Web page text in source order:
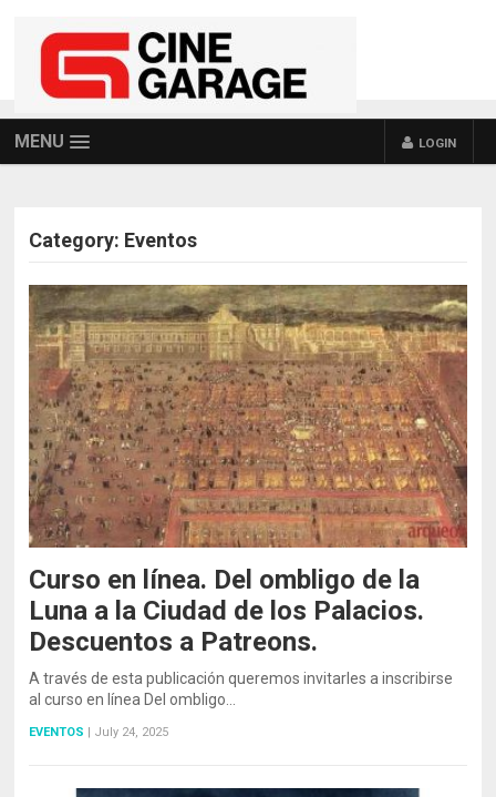
MENU LOGIN
Category: Eventos
Curso en línea. Del ombligo de la
Luna a la Ciudad de los Palacios.
Descuentos a Patreons.
A través de esta publicación queremos invitarles a inscribirse
al curso en línea Del ombligo…
EVENTOS July 24, 2025
POSTS NAVIGATION